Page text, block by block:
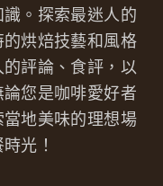
識。探索最迷人的
烘焙技藝和風格
評論、食評，以
您是咖啡愛好者
地美味的理想場
光！